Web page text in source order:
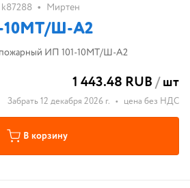
k87288 • Миртен
10МТ/Ш-A2
пожарный ИП 101-10МТ/Ш-A2
1 443.48 RUB/шт
Забрать 12 декабря 2026 г. • цена без НДС
В корзину